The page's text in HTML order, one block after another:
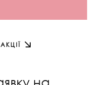
на